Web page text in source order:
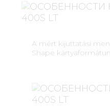
A mért kijuttatási
Shape